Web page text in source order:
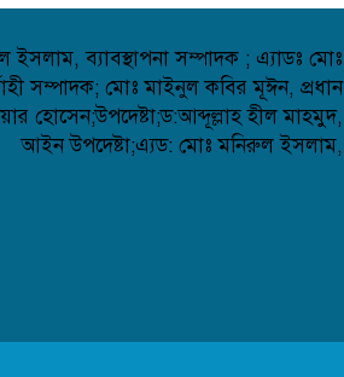
ব্যাবস্থাপনা সম্পাদক ; এ্যাডঃ মোঃ
সম্পাদক; মোঃ মাইনুল কবির মূঈন, প্রধান
হোসেন;উপদেষ্টা;ড:আব্দূল্লাহ হীল মাহমুদ,
আইন উপদেষ্টা;এ্যড: মোঃ মনিরুল ইসলাম,